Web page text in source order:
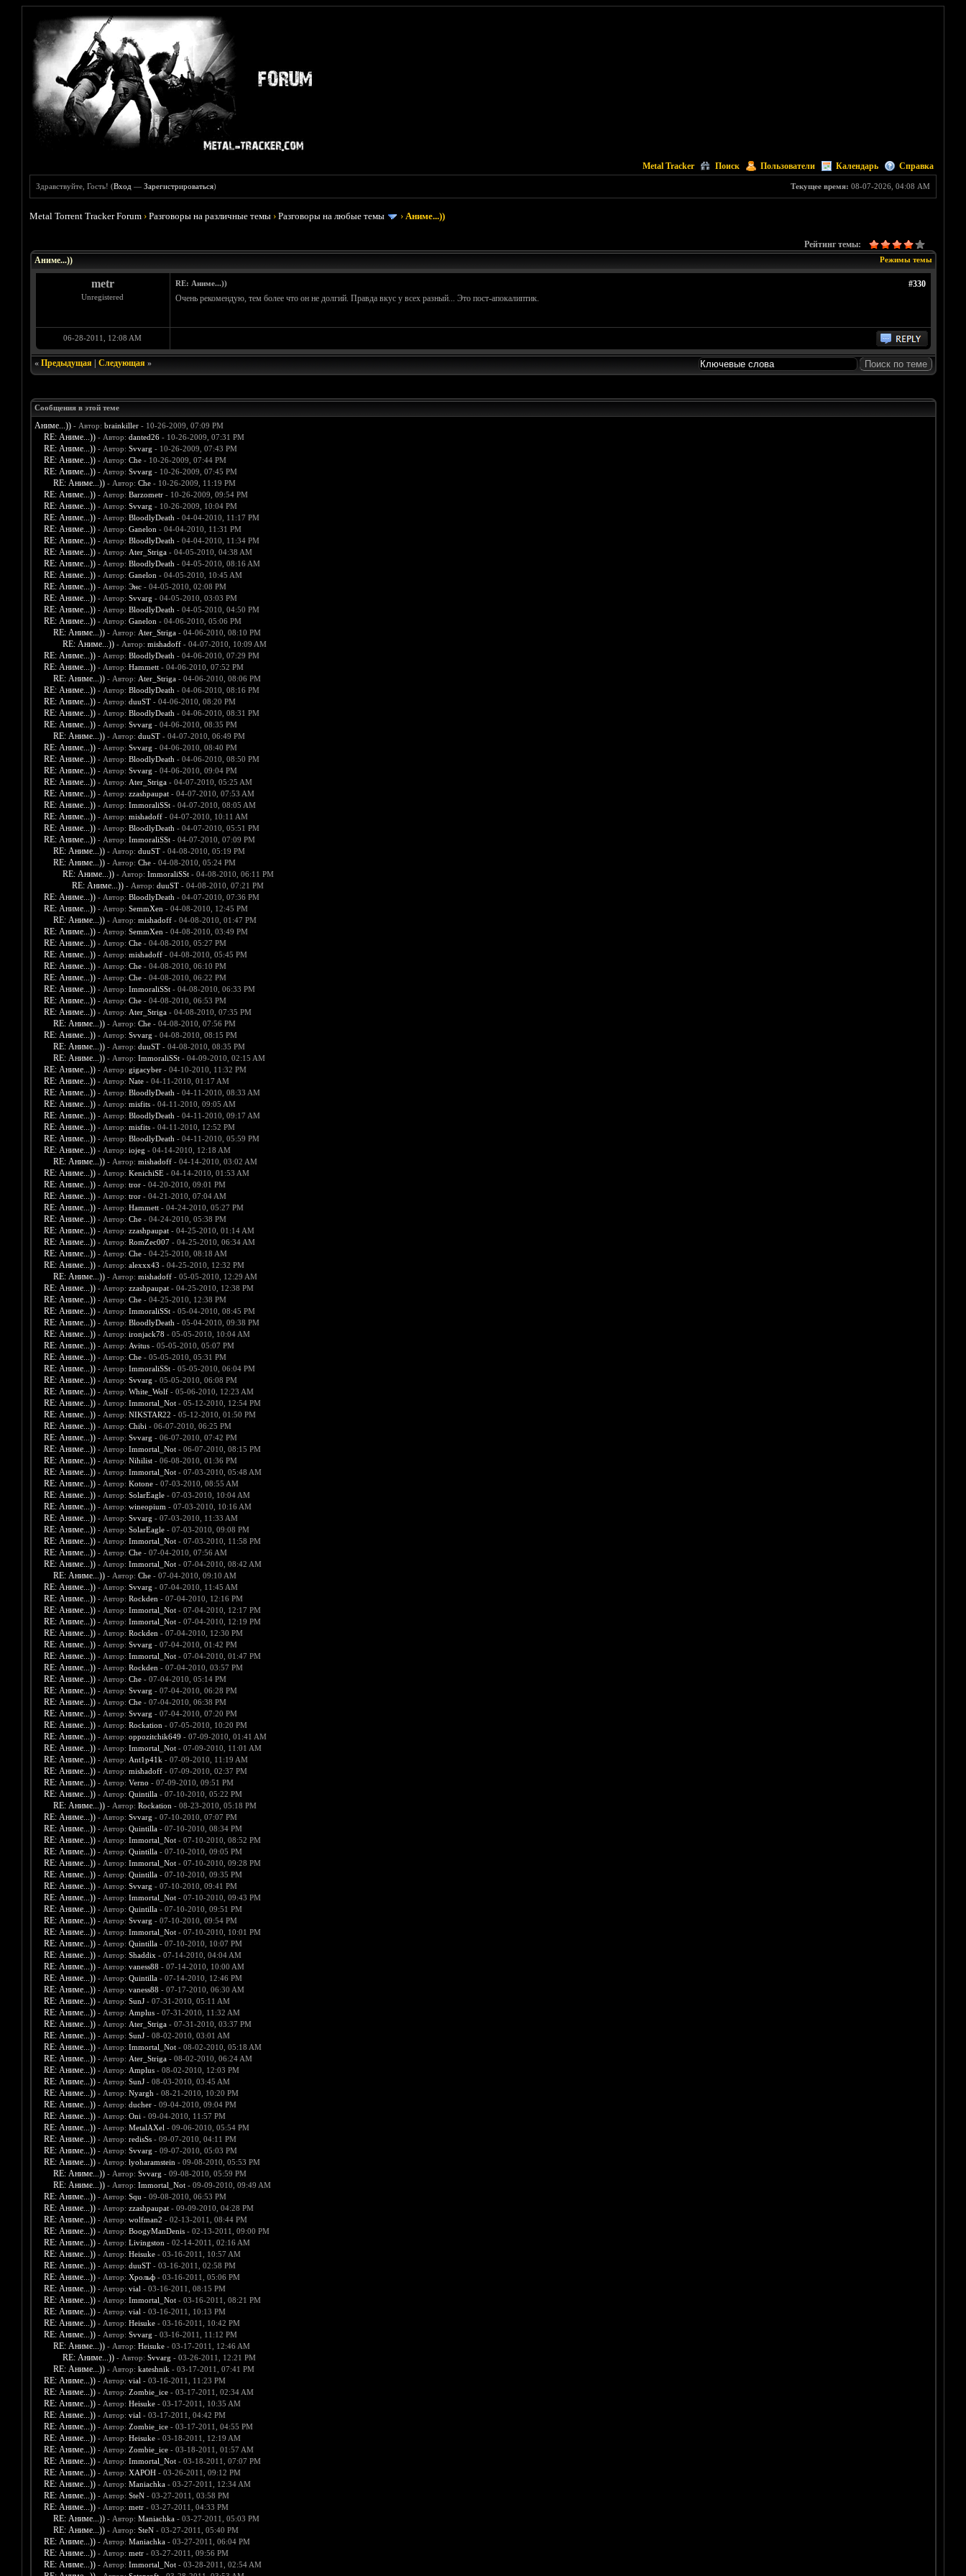
Metal Tracker Поиск Пользователи Календарь Справка
Текущее время: 08-07-2026, 04:08 AM
Здравствуйте, Гость! (Вход —Зарегистрироваться)
Metal Torrent Tracker Forum ›Разговоры на различные темы ›Разговоры на любые темы ›Аниме...))
Рейтинг темы:
Режимы темы
Аниме...))
metr
Unregistered
#330
RE: Аниме...))
Очень рекомендую, тем более что он не долгий. Правда вкус у всех разный... Это пост-апокалиптик.
06-28-2011, 12:08 AM
« Предыдущая| Следующая»
Сообщения в этой теме
Аниме...)) - Автор: brainkiller- 10-26-2009, 07:09 PM
RE: Аниме...)) - Автор: danted26- 10-26-2009, 07:31 PM
RE: Аниме...)) - Автор: Svvarg - 10-26-2009, 07:43 PM
RE: Аниме...)) - Автор: Che- 10-26-2009, 07:44 PM
RE: Аниме...)) - Автор: Svvarg - 10-26-2009, 07:45 PM
RE: Аниме...)) - Автор: Che- 10-26-2009, 11:19 PM
RE: Аниме...)) - Автор: Barzometr- 10-26-2009, 09:54 PM
RE: Аниме...)) - Автор: Svvarg - 10-26-2009, 10:04 PM
RE: Аниме...)) - Автор: BloodlyDeath - 04-04-2010, 11:17 PM
RE: Аниме...)) - Автор: Ganelon - 04-04-2010, 11:31 PM
RE: Аниме...)) - Автор: BloodlyDeath - 04-04-2010, 11:34 PM
RE: Аниме...)) - Автор: Ater_Striga- 04-05-2010, 04:38 AM
RE: Аниме...)) - Автор: BloodlyDeath - 04-05-2010, 08:16 AM
RE: Аниме...)) - Автор: Ganelon - 04-05-2010, 10:45 AM
RE: Аниме...)) - Автор: Энс- 04-05-2010, 02:08 PM
RE: Аниме...)) - Автор: Svvarg - 04-05-2010, 03:03 PM
RE: Аниме...)) - Автор: BloodlyDeath - 04-05-2010, 04:50 PM
RE: Аниме...)) - Автор: Ganelon - 04-06-2010, 05:06 PM
RE: Аниме...)) - Автор: Ater_Striga- 04-06-2010, 08:10 PM
RE: Аниме...)) - Автор: mishadoff- 04-07-2010, 10:09 AM
RE: Аниме...)) - Автор: BloodlyDeath - 04-06-2010, 07:29 PM
RE: Аниме...)) - Автор: Hammett- 04-06-2010, 07:52 PM
RE: Аниме...)) - Автор: Ater_Striga- 04-06-2010, 08:06 PM
RE: Аниме...)) - Автор: BloodlyDeath - 04-06-2010, 08:16 PM
RE: Аниме...)) - Автор: duuST- 04-06-2010, 08:20 PM
RE: Аниме...)) - Автор: BloodlyDeath - 04-06-2010, 08:31 PM
RE: Аниме...)) - Автор: Svvarg - 04-06-2010, 08:35 PM
RE: Аниме...)) - Автор: duuST- 04-07-2010, 06:49 PM
RE: Аниме...)) - Автор: Svvarg - 04-06-2010, 08:40 PM
RE: Аниме...)) - Автор: BloodlyDeath - 04-06-2010, 08:50 PM
RE: Аниме...)) - Автор: Svvarg - 04-06-2010, 09:04 PM
RE: Аниме...)) - Автор: Ater_Striga- 04-07-2010, 05:25 AM
RE: Аниме...)) - Автор: zzashpaupat- 04-07-2010, 07:53 AM
RE: Аниме...)) - Автор: ImmoraliSSt- 04-07-2010, 08:05 AM
RE: Аниме...)) - Автор: mishadoff- 04-07-2010, 10:11 AM
RE: Аниме...)) - Автор: BloodlyDeath - 04-07-2010, 05:51 PM
RE: Аниме...)) - Автор: ImmoraliSSt- 04-07-2010, 07:09 PM
RE: Аниме...)) - Автор: duuST- 04-08-2010, 05:19 PM
RE: Аниме...)) - Автор: Che- 04-08-2010, 05:24 PM
RE: Аниме...)) - Автор: ImmoraliSSt- 04-08-2010, 06:11 PM
RE: Аниме...)) - Автор: duuST- 04-08-2010, 07:21 PM
RE: Аниме...)) - Автор: BloodlyDeath - 04-07-2010, 07:36 PM
RE: Аниме...)) - Автор: SemmXen - 04-08-2010, 12:45 PM
RE: Аниме...)) - Автор: mishadoff- 04-08-2010, 01:47 PM
RE: Аниме...)) - Автор: SemmXen - 04-08-2010, 03:49 PM
RE: Аниме...)) - Автор: Che- 04-08-2010, 05:27 PM
RE: Аниме...)) - Автор: mishadoff- 04-08-2010, 05:45 PM
RE: Аниме...)) - Автор: Che- 04-08-2010, 06:10 PM
RE: Аниме...)) - Автор: Che- 04-08-2010, 06:22 PM
RE: Аниме...)) - Автор: ImmoraliSSt- 04-08-2010, 06:33 PM
RE: Аниме...)) - Автор: Che- 04-08-2010, 06:53 PM
RE: Аниме...)) - Автор: Ater_Striga- 04-08-2010, 07:35 PM
RE: Аниме...)) - Автор: Che- 04-08-2010, 07:56 PM
RE: Аниме...)) - Автор: Svvarg - 04-08-2010, 08:15 PM
RE: Аниме...)) - Автор: duuST- 04-08-2010, 08:35 PM
RE: Аниме...)) - Автор: ImmoraliSSt- 04-09-2010, 02:15 AM
RE: Аниме...)) - Автор: gigacyber- 04-10-2010, 11:32 PM
RE: Аниме...)) - Автор: Nate- 04-11-2010, 01:17 AM
RE: Аниме...)) - Автор: BloodlyDeath - 04-11-2010, 08:33 AM
RE: Аниме...)) - Автор: misfits- 04-11-2010, 09:05 AM
RE: Аниме...)) - Автор: BloodlyDeath - 04-11-2010, 09:17 AM
RE: Аниме...)) - Автор: misfits- 04-11-2010, 12:52 PM
RE: Аниме...)) - Автор: BloodlyDeath - 04-11-2010, 05:59 PM
RE: Аниме...)) - Автор: iojeg - 04-14-2010, 12:18 AM
RE: Аниме...)) - Автор: mishadoff- 04-14-2010, 03:02 AM
RE: Аниме...)) - Автор: KenichiSE- 04-14-2010, 01:53 AM
RE: Аниме...)) - Автор: tror- 04-20-2010, 09:01 PM
RE: Аниме...)) - Автор: tror- 04-21-2010, 07:04 AM
RE: Аниме...)) - Автор: Hammett- 04-24-2010, 05:27 PM
RE: Аниме...)) - Автор: Che- 04-24-2010, 05:38 PM
RE: Аниме...)) - Автор: zzashpaupat- 04-25-2010, 01:14 AM
RE: Аниме...)) - Автор: RomZec007- 04-25-2010, 06:34 AM
RE: Аниме...)) - Автор: Che- 04-25-2010, 08:18 AM
RE: Аниме...)) - Автор: alexxx43 - 04-25-2010, 12:32 PM
RE: Аниме...)) - Автор: mishadoff- 05-05-2010, 12:29 AM
RE: Аниме...)) - Автор: zzashpaupat- 04-25-2010, 12:38 PM
RE: Аниме...)) - Автор: Che- 04-25-2010, 12:38 PM
RE: Аниме...)) - Автор: ImmoraliSSt- 05-04-2010, 08:45 PM
RE: Аниме...)) - Автор: BloodlyDeath - 05-04-2010, 09:38 PM
RE: Аниме...)) - Автор: ironjack78 - 05-05-2010, 10:04 AM
RE: Аниме...)) - Автор: Avitus- 05-05-2010, 05:07 PM
RE: Аниме...)) - Автор: Che- 05-05-2010, 05:31 PM
RE: Аниме...)) - Автор: ImmoraliSSt- 05-05-2010, 06:04 PM
RE: Аниме...)) - Автор: Svvarg - 05-05-2010, 06:08 PM
RE: Аниме...)) - Автор: White_Wolf- 05-06-2010, 12:23 AM
RE: Аниме...)) - Автор: Immortal_Not- 05-12-2010, 12:54 PM
RE: Аниме...)) - Автор: NIKSTAR22 - 05-12-2010, 01:50 PM
RE: Аниме...)) - Автор: Chibi - 06-07-2010, 06:25 PM
RE: Аниме...)) - Автор: Svvarg - 06-07-2010, 07:42 PM
RE: Аниме...)) - Автор: Immortal_Not- 06-07-2010, 08:15 PM
RE: Аниме...)) - Автор: Nihilist- 06-08-2010, 01:36 PM
RE: Аниме...)) - Автор: Immortal_Not- 07-03-2010, 05:48 AM
RE: Аниме...)) - Автор: Kotone- 07-03-2010, 08:55 AM
RE: Аниме...)) - Автор: SolarEagle- 07-03-2010, 10:04 AM
RE: Аниме...)) - Автор: wineopium - 07-03-2010, 10:16 AM
RE: Аниме...)) - Автор: Svvarg - 07-03-2010, 11:33 AM
RE: Аниме...)) - Автор: SolarEagle- 07-03-2010, 09:08 PM
RE: Аниме...)) - Автор: Immortal_Not- 07-03-2010, 11:58 PM
RE: Аниме...)) - Автор: Che- 07-04-2010, 07:56 AM
RE: Аниме...)) - Автор: Immortal_Not- 07-04-2010, 08:42 AM
RE: Аниме...)) - Автор: Che- 07-04-2010, 09:10 AM
RE: Аниме...)) - Автор: Svvarg - 07-04-2010, 11:45 AM
RE: Аниме...)) - Автор: Rockden - 07-04-2010, 12:16 PM
RE: Аниме...)) - Автор: Immortal_Not- 07-04-2010, 12:17 PM
RE: Аниме...)) - Автор: Immortal_Not- 07-04-2010, 12:19 PM
RE: Аниме...)) - Автор: Rockden - 07-04-2010, 12:30 PM
RE: Аниме...)) - Автор: Svvarg - 07-04-2010, 01:42 PM
RE: Аниме...)) - Автор: Immortal_Not- 07-04-2010, 01:47 PM
RE: Аниме...)) - Автор: Rockden - 07-04-2010, 03:57 PM
RE: Аниме...)) - Автор: Che- 07-04-2010, 05:14 PM
RE: Аниме...)) - Автор: Svvarg - 07-04-2010, 06:28 PM
RE: Аниме...)) - Автор: Che- 07-04-2010, 06:38 PM
RE: Аниме...)) - Автор: Svvarg - 07-04-2010, 07:20 PM
RE: Аниме...)) - Автор: Rockation - 07-05-2010, 10:20 PM
RE: Аниме...)) - Автор: oppozitchik649 - 07-09-2010, 01:41 AM
RE: Аниме...)) - Автор: Immortal_Not- 07-09-2010, 11:01 AM
RE: Аниме...)) - Автор: Ant1p41k - 07-09-2010, 11:19 AM
RE: Аниме...)) - Автор: mishadoff- 07-09-2010, 02:37 PM
RE: Аниме...)) - Автор: Verno - 07-09-2010, 09:51 PM
RE: Аниме...)) - Автор: Quintilla- 07-10-2010, 05:22 PM
RE: Аниме...)) - Автор: Rockation - 08-23-2010, 05:18 PM
RE: Аниме...)) - Автор: Svvarg - 07-10-2010, 07:07 PM
RE: Аниме...)) - Автор: Quintilla- 07-10-2010, 08:34 PM
RE: Аниме...)) - Автор: Immortal_Not- 07-10-2010, 08:52 PM
RE: Аниме...)) - Автор: Quintilla- 07-10-2010, 09:05 PM
RE: Аниме...)) - Автор: Immortal_Not- 07-10-2010, 09:28 PM
RE: Аниме...)) - Автор: Quintilla- 07-10-2010, 09:35 PM
RE: Аниме...)) - Автор: Svvarg - 07-10-2010, 09:41 PM
RE: Аниме...)) - Автор: Immortal_Not- 07-10-2010, 09:43 PM
RE: Аниме...)) - Автор: Quintilla- 07-10-2010, 09:51 PM
RE: Аниме...)) - Автор: Svvarg - 07-10-2010, 09:54 PM
RE: Аниме...)) - Автор: Immortal_Not- 07-10-2010, 10:01 PM
RE: Аниме...)) - Автор: Quintilla- 07-10-2010, 10:07 PM
RE: Аниме...)) - Автор: Shaddix - 07-14-2010, 04:04 AM
RE: Аниме...)) - Автор: vaness88 - 07-14-2010, 10:00 AM
RE: Аниме...)) - Автор: Quintilla- 07-14-2010, 12:46 PM
RE: Аниме...)) - Автор: vaness88 - 07-17-2010, 06:30 AM
RE: Аниме...)) - Автор: SunJ- 07-31-2010, 05:11 AM
RE: Аниме...)) - Автор: Amplus- 07-31-2010, 11:32 AM
RE: Аниме...)) - Автор: Ater_Striga- 07-31-2010, 03:37 PM
RE: Аниме...)) - Автор: SunJ- 08-02-2010, 03:01 AM
RE: Аниме...)) - Автор: Immortal_Not- 08-02-2010, 05:18 AM
RE: Аниме...)) - Автор: Ater_Striga- 08-02-2010, 06:24 AM
RE: Аниме...)) - Автор: Amplus- 08-02-2010, 12:03 PM
RE: Аниме...)) - Автор: SunJ- 08-03-2010, 03:45 AM
RE: Аниме...)) - Автор: Nyargh - 08-21-2010, 10:20 PM
RE: Аниме...)) - Автор: ducher- 09-04-2010, 09:04 PM
RE: Аниме...)) - Автор: Oni - 09-04-2010, 11:57 PM
RE: Аниме...)) - Автор: MetalAXel - 09-06-2010, 05:54 PM
RE: Аниме...)) - Автор: redisSs- 09-07-2010, 04:11 PM
RE: Аниме...)) - Автор: Svvarg - 09-07-2010, 05:03 PM
RE: Аниме...)) - Автор: lyoharamstein - 09-08-2010, 05:53 PM
RE: Аниме...)) - Автор: Svvarg - 09-08-2010, 05:59 PM
RE: Аниме...)) - Автор: Immortal_Not- 09-09-2010, 09:49 AM
RE: Аниме...)) - Автор: Squ - 09-08-2010, 06:53 PM
RE: Аниме...)) - Автор: zzashpaupat- 09-09-2010, 04:28 PM
RE: Аниме...)) - Автор: wolfman2 - 02-13-2011, 08:44 PM
RE: Аниме...)) - Автор: BoogyManDenis- 02-13-2011, 09:00 PM
RE: Аниме...)) - Автор: Livingston - 02-14-2011, 02:16 AM
RE: Аниме...)) - Автор: Heisuke- 03-16-2011, 10:57 AM
RE: Аниме...)) - Автор: duuST- 03-16-2011, 02:58 PM
RE: Аниме...)) - Автор: Хрольф- 03-16-2011, 05:06 PM
RE: Аниме...)) - Автор: vial - 03-16-2011, 08:15 PM
RE: Аниме...)) - Автор: Immortal_Not- 03-16-2011, 08:21 PM
RE: Аниме...)) - Автор: vial - 03-16-2011, 10:13 PM
RE: Аниме...)) - Автор: Heisuke- 03-16-2011, 10:42 PM
RE: Аниме...)) - Автор: Svvarg - 03-16-2011, 11:12 PM
RE: Аниме...)) - Автор: Heisuke- 03-17-2011, 12:46 AM
RE: Аниме...)) - Автор: Svvarg - 03-26-2011, 12:21 PM
RE: Аниме...)) - Автор: kateshnik - 03-17-2011, 07:41 PM
RE: Аниме...)) - Автор: vial - 03-16-2011, 11:23 PM
RE: Аниме...)) - Автор: Zombie_ice- 03-17-2011, 02:34 AM
RE: Аниме...)) - Автор: Heisuke- 03-17-2011, 10:35 AM
RE: Аниме...)) - Автор: vial - 03-17-2011, 04:42 PM
RE: Аниме...)) - Автор: Zombie_ice- 03-17-2011, 04:55 PM
RE: Аниме...)) - Автор: Heisuke- 03-18-2011, 12:19 AM
RE: Аниме...)) - Автор: Zombie_ice- 03-18-2011, 01:57 AM
RE: Аниме...)) - Автор: Immortal_Not- 03-18-2011, 07:07 PM
RE: Аниме...)) - Автор: XAPOH- 03-26-2011, 09:12 PM
RE: Аниме...)) - Автор: Maniachka- 03-27-2011, 12:34 AM
RE: Аниме...)) - Автор: SteN- 03-27-2011, 03:58 PM
RE: Аниме...)) - Автор: metr- 03-27-2011, 04:33 PM
RE: Аниме...)) - Автор: Maniachka- 03-27-2011, 05:03 PM
RE: Аниме...)) - Автор: SteN- 03-27-2011, 05:40 PM
RE: Аниме...)) - Автор: Maniachka- 03-27-2011, 06:04 PM
RE: Аниме...)) - Автор: metr- 03-27-2011, 09:56 PM
RE: Аниме...)) - Автор: Immortal_Not- 03-28-2011, 02:54 AM